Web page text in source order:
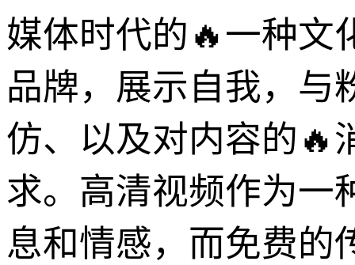
媒体时代的🔥一种文
品牌，展示自我，与
仿、以及对内容的🔥
求。高清视频作为一
息和情感，而免费的